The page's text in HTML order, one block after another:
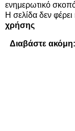
ενημερωτικό
Η σελίδα δεν
χρήσης
Διαβάστε ακόμη: